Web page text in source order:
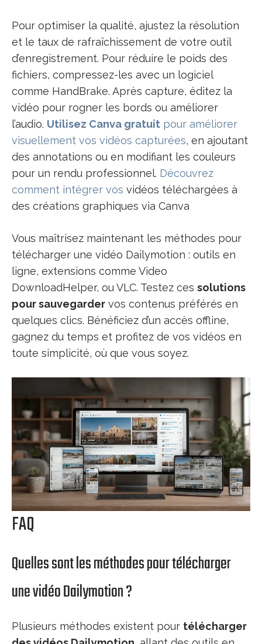
Pour optimiser la qualité, ajustez la résolution
et le taux de rafraîchissement de votre outil
d’enregistrement. Pour réduire le poids des
fichiers, compressez-les avec un logiciel
comme HandBrake. Après capture, éditez la
vidéo pour rogner les bords ou améliorer
l’audio. Utilisez Canva gratuit pour améliorer
visuellement vos vidéos capturées, en ajoutant
des annotations ou en modifiant les couleurs
pour un rendu professionnel. Découvrez
comment intégrer vos vidéos téléchargées à
des créations graphiques via Canva
Vous maîtrisez maintenant les méthodes pour
télécharger une vidéo Dailymotion : outils en
ligne, extensions comme Video
DownloadHelper, ou VLC. Testez ces solutions
pour sauvegarder vos contenus préférés en
quelques clics. Bénéficiez d’un accès offline,
gagnez du temps et profitez de vos vidéos en
toute simplicité, où que vous soyez.
FAQ
Quelles sont les méthodes pour télécharger
une vidéo Dailymotion ?
Plusieurs méthodes existent pour télécharger